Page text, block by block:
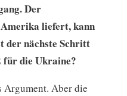
Der
liefert, kann
der nächste Schritt
für die Ukraine?
Aber die